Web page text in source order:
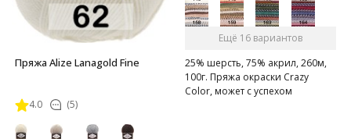
Пряжа Alize Lanagold Fine
4.0 (5)
Ещё 16 вариантов
25% шерсть, 75% акрил, 260м,
100г. Пряжа окраски Crazy
Color, может с успехом